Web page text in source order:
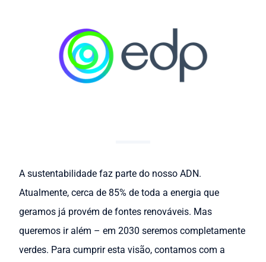
A sustentabilidade faz parte do nosso ADN.
Atualmente, cerca de 85% de toda a energia que
geramos já provém de fontes renováveis. Mas
queremos ir além – em 2030 seremos completamente
verdes. Para cumprir esta visão, contamos com a